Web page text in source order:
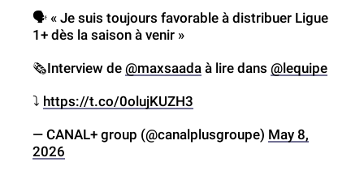
🗣️ « Je suis toujours favorable à distribuer Ligue
1+ dès la saison à venir »
🗞️Interview de @maxsaada à lire dans @lequipe
⤵️ https://t.co/0olujKUZH3
— CANAL+ group (@canalplusgroupe) May 8,
2026